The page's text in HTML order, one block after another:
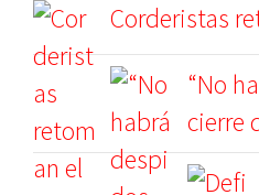
Corderistas
“No
cierre